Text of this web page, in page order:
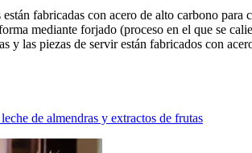
fabricadas con acero de alto carbono para
mediante forjado (proceso en el que se
y las piezas de servir están fabricados con
de almendras y extractos de frutas